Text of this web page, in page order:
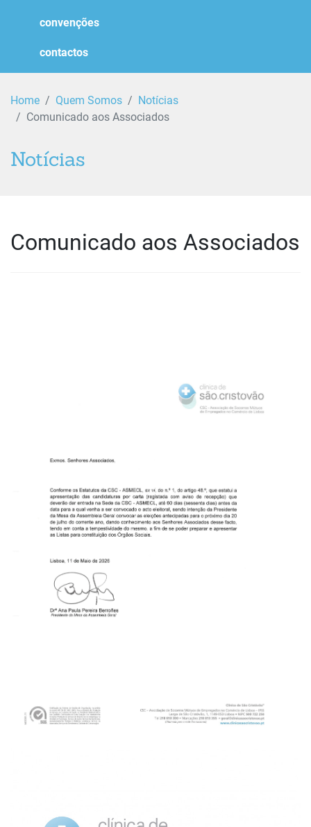
convenções
contactos
Home Quem Somos
Notícias
Comunicado aos Associados
Notícias
Comunicado aos Associados